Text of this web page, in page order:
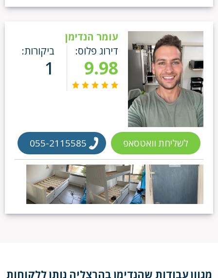
עומר הנדימן
דירוג פלוס:
9.98
ביקורות:
1
לשליחת וואטסאפ 055-2115585
מגוון עבודות שהנדימן בהרצליה נותן ללקוחות